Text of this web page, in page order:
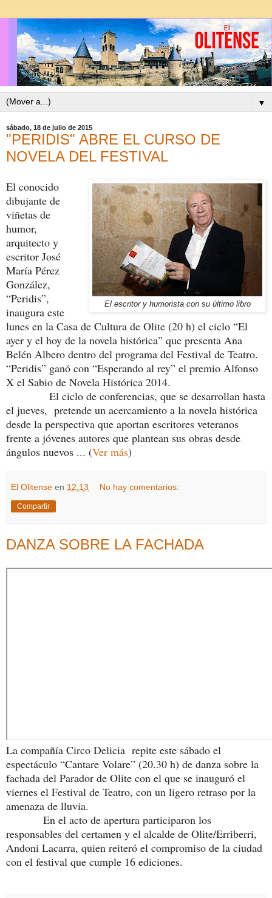
▼
sábado, 18 de julio de 2015
"PERIDIS" ABRE EL CURSO DE
NOVELA DEL FESTIVAL
El escritor y humorista con su último libro
El conocido
dibujante de
viñetas de
humor,
arquitecto y
escritor José
María Pérez
González,
“Peridis”,
inaugura este
lunes en la Casa de Cultura de Olite (20 h) el ciclo “El
ayer y el hoy de la novela histórica” que presenta Ana
Belén Albero dentro del programa del Festival de Teatro.
“Peridis” ganó con “Esperando al rey” el premio Alfonso
X el Sabio de Novela Histórica 2014.
El ciclo de conferencias, que se desarrollan hasta
el jueves, pretende un acercamiento a la novela histórica
desde la perspectiva que aportan escritores veteranos
frente a jóvenes autores que plantean sus obras desde
ángulos nuevos ... (Ver más)
El Olitense en 12:13 No hay comentarios:
Compartir
DANZA SOBRE LA FACHADA
La compañía Circo Delicia repite este sábado el
espectáculo “Cantare Volare” (20.30 h) de danza sobre la
fachada del Parador de Olite con el que se inauguró el
viernes el Festival de Teatro, con un ligero retraso por la
amenaza de lluvia.
En el acto de apertura participaron los
responsables del certamen y el alcalde de Olite/Erriberri,
Andoni Lacarra, quien reiteró el compromiso de la ciudad
con el festival que cumple 16 ediciones.